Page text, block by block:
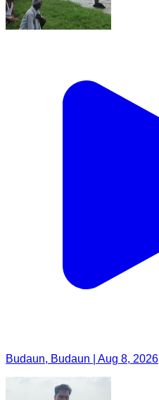
Budaun, Budaun | Aug 8, 2026